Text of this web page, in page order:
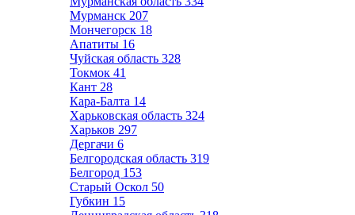
Мурманск 207
Мончегорск 18
Апатиты 16
Чуйская область 328
Токмок 41
Кант 28
Кара-Балта 14
Харьковская область 324
Харьков 297
Дергачи 6
Белгородская область 319
Белгород 153
Старый Оскол 50
Губкин 15